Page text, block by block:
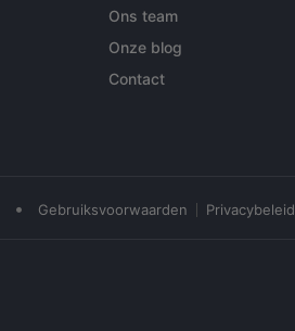
Ons team
Onze blog
Contact
• Gebruiksvoorwaarden Privacybeleid